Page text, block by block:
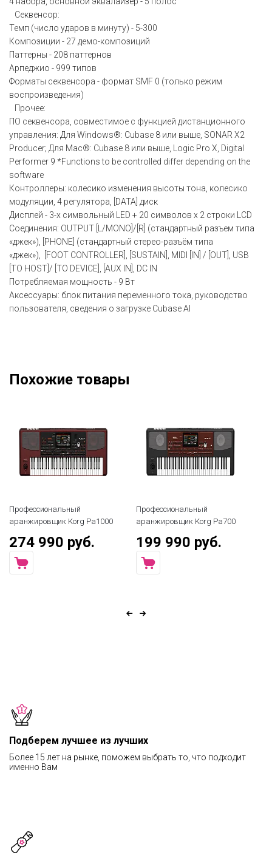
Секвенсор:
Темп (число ударов в минуту) - 5-300
Композиции - 27 демо-композиций
Паттерны - 208 паттернов
Арпеджио - 999 типов
Форматы секвенсора - формат SMF 0 (только режим
воспроизведения)
Прочее:
ПО секвенсора, совместимое с функцией дистанционного
управления: Для Windows®: Cubase 8 или выше, SONAR X2
Producer; Для Mac®: Cubase 8 или выше, Logic Pro X, Digital
Performer 9 *Functions to be controlled differ depending on the
software
Контроллеры: колесико изменения высоты тона, колесико
модуляции, 4 регулятора, [DATA] диск
Дисплей - 3-х символьный LED + 20 символов х 2 строки LCD
Соединения: OUTPUT [L/MONO]/[R] (стандартный разъем типа
«джек»), [PHONE] (стандартный стерео-разъём типа
«джек»), [FOOT CONTROLLER], [SUSTAIN], MIDI [IN] / [OUT], USB
[TO HOST]/ [TO DEVICE], [AUX IN], DC IN
Потребляемая мощность - 9 Вт
Аксессуары: блок питания переменного тока, руководство
пользователя, сведения о загрузке Cubase AI
Похожие товары
Профессиональный
аранжировщик Korg Pa1000
274 990 руб.
Профессиональный
аранжировщик Korg Pa700
199 990 руб.
Подберем лучшее из лучших
Более 15 лет на рынке, поможем выбрать то, что подходит
именно Вам